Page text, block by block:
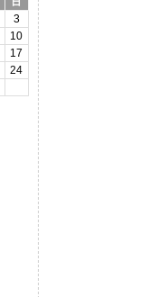
3
10
17
24